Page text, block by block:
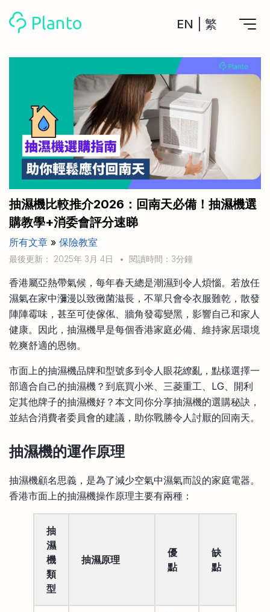
EN 繁
計劃買樓
計劃買樓第一步
全功能記賬
管理及分析所有戶口
管理MPF戶口
一次過管理所有強積金戶口
申請清卡數/私人貸款
CreFIT x Planto推廣優惠
私人貸款
年利率/APR/年息比較
投資戶口 (美股)
比較最抵美股投資戶口
投資戶口 (港股)
比較最抵港股投資戶口
投資加密貨幣
比較最抵Crypto交易所
月供股票計劃
比較最抵月供計劃戶口
比較定存利率
信用卡
比較各種最優惠信用卡
關於我們
Academy
Marketplace
其他網站
手機App與理財資訊
商業解決方案
抽濕機比較推介2026：回南天必備！抽濕機選
購教學+消委會評分速睇
所有文章 » 保險教室
最後更新： 2025年 3月 4日 • 閱讀時間：3分鐘
香港屬亞熱帶氣候，每年春天總是潮濕到令人煩惱。若放任
濕氣在家中瀰漫以致黴菌滋長，不單只會令衣服難乾，散發
陣陣霉味，甚至可使傢俬、牆角發霉變黑，影響自己和家人
健康。因此，抽濕機早是每個香港家庭必備、維持家居環境
乾爽舒適的恩物。
市面上的抽濕機品牌和型號多到令人眼花繚亂，點樣選擇一
部適合自己的抽濕機？到底買小米、三菱重工、LG、開利
定其他牌子的抽濕機好？本文同你分享抽濕機的選購秘訣，
並結合消費者委員會的建議，助你戰勝令人討厭的回南天。
抽濕機的運作原理
抽濕機顧名思義，是為了減少空氣中濕氣而設的家庭電器。
香港市面上的抽濕機操作原理主要有兩種：
抽
濕
機
類
型
抽濕原理
優
點
缺
點